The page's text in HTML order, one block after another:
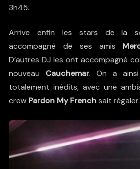
3h45.
Arrive enfin les stars de la
accompagné de ses amis
D’autres DJ les ont accompagné
nouveau Cauchemar. On a
totalement inédits, avec une
crew Pardon My Frenchsait régaler